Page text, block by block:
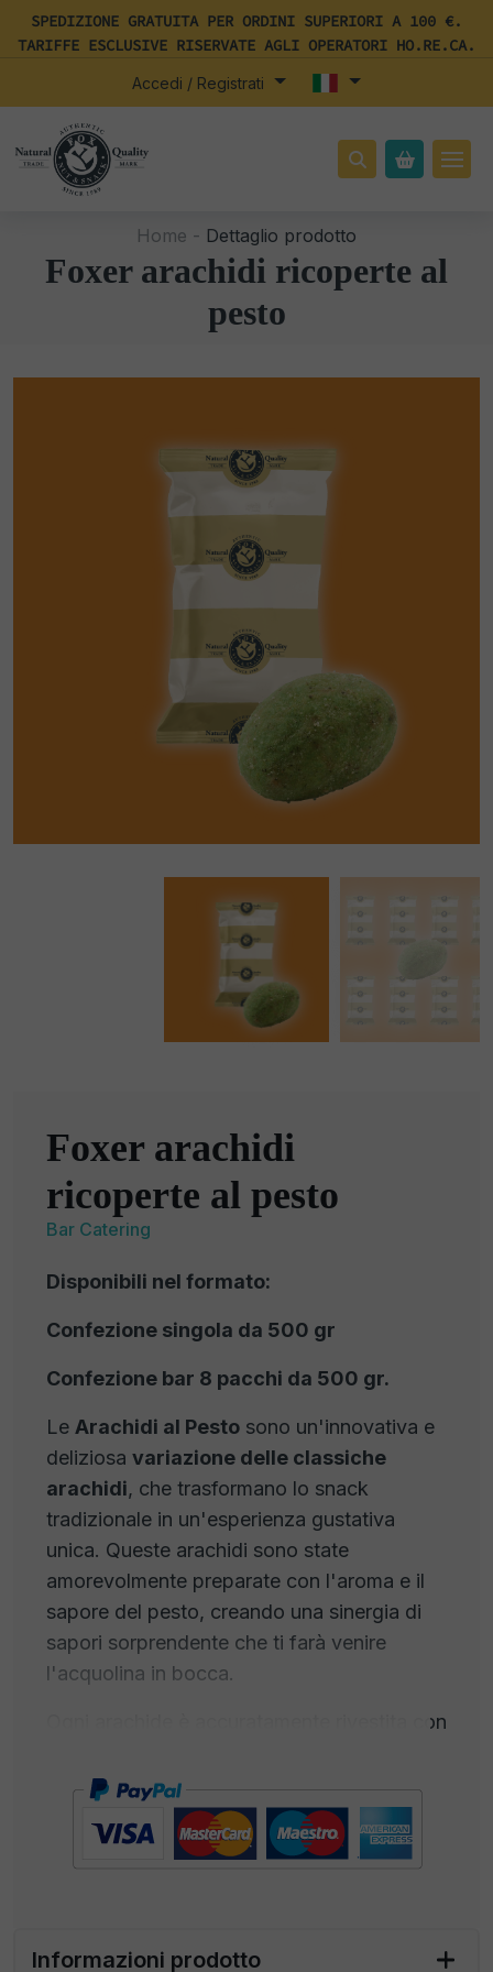
SPEDIZIONE GRATUITA PER ORDINI SUPERIORI A 100 €.
TARIFFE ESCLUSIVE RISERVATE AGLI OPERATORI HO.RE.CA.
Accedi / Registrati
Home - Dettaglio prodotto
Foxer arachidi ricoperte al
pesto
Foxer arachidi
ricoperte al pesto
Bar Catering
Disponibili nel formato:
Confezione singola da 500 gr
Confezione bar 8 pacchi da 500 gr.
Le Arachidi al Pesto sono un'innovativa e
deliziosa variazione delle classiche
arachidi, che trasformano lo snack
tradizionale in un'esperienza gustativa
unica. Queste arachidi sono state
amorevolmente preparate con l'aroma e il
sapore del pesto, creando una sinergia di
sapori sorprendente che ti farà venire
l'acquolina in bocca.
Ogni arachide è accuratamente rivestita con
basilico fresco, aglio, pinoli tostati,
formaggio parmigiano di alta qualità e olio
d'oliva extra vergine, catturando l'essenza
della tradizione. Questa combinazione di
Informazioni prodotto